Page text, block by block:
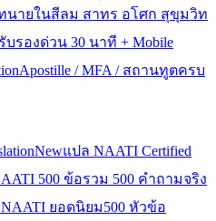
นายในสีลม สาทร อโศก สุขุมวิท
รับรองด่วน 30 นาที + Mobile
Apostille / MFA / สถานทูตครบ
Newแปล NAATI Certified
500 ข้อรวม 500 คำถามจริง
ยอดนิยม500 หัวข้อ